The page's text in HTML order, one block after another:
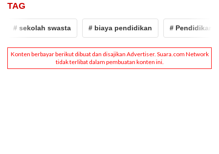
TAG
# sekolah swasta # biaya pendidikan # Pendidikan